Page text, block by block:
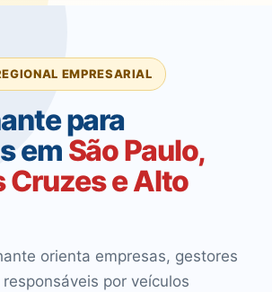
EMPRESARIAL
para
em São Paulo,
Cruzes e Alto
orienta empresas, gestores
por veículos